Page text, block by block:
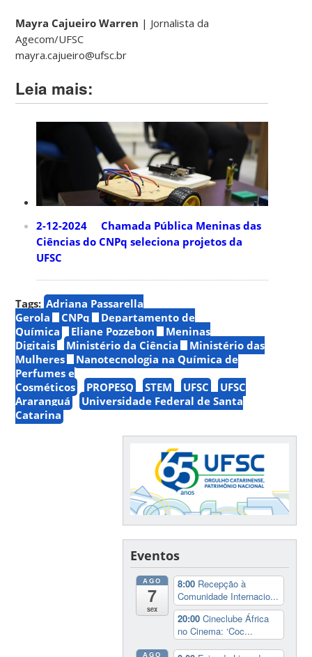
Mayra Cajueiro Warren | Jornalista da
Agecom/UFSC
mayra.cajueiro@ufsc.br
Leia mais:
2-12-2024 Chamada Pública Meninas das
Ciências do CNPq seleciona projetos da
UFSC
Tags: Adriana Passarella
Gerola
CNPq
Departamento de
Química
Eliane Pozzebon
Meninas
Digitais
Ministério da Ciência
Ministério das
Mulheres
Nanotecnologia na Química de
Perfumes e
Cosméticos
PROPESQ STEM UFSC
UFSC
Araranguá
Universidade Federal de Santa
Catarina
Eventos
AGO
7
sex
8:00 Recepção à
Comunidade Internacio...
20:00Cineclube África
no Cinema: ‘Coc...
AGO